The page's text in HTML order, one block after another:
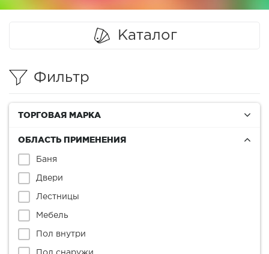
Каталог
Фильтр
ТОРГОВАЯ МАРКА
ОБЛАСТЬ ПРИМЕНЕНИЯ
Баня
Двери
Лестницы
Мебель
Пол внутри